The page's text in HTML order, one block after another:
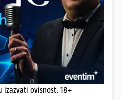
izazvati ovisnost. 18+